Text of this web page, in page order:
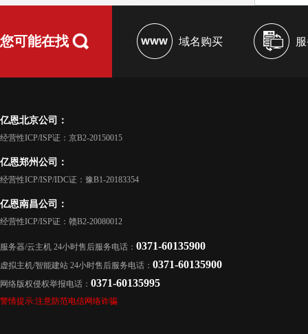
您可能在找 域名购买
亿恩北京公司：
经营性ICP/ISP证：京B2-20150015
亿恩郑州公司：
经营性ICP/ISP/IDC证：豫B1-20183354
亿恩南昌公司：
经营性ICP/ISP证：赣B2-20080012
服务器/云主机 24小时售后服务电话： 0371-60135900
虚拟主机/智能建站 24小时售后服务电话： 0371-60135900
网络版权侵权举报电话： 0371-60135995
警情提示:注意防范电信网络诈骗